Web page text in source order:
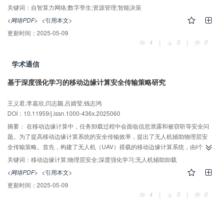
数字孪生的定义，提出了面向自智算力网络的数字孪生架构，阐述了设计原
则、部署方法和典型应用场景，分析了应用数字孪生技术面临的关键挑战。最
后提出了一些开放性问题，展望了面向自智算力网络的数字孪生未来研究方
向。
关键词： 自智算力网络;数字孪生;资源管理;智能决策
<网络PDF> <引用本文>
更新时间： 2025-05-09
4
| 0 | 0
学术通信
基于深度强化学习的移动边缘计算安全传输策略研究
王义君,李嘉欣,闫志颖,吕婧莹,钱志鸿
DOI：10.11959/j.issn.1000-436x.2025060
摘要： 在移动边缘计算中，任务卸载过程中会面临信息泄露和被窃听等安全问
题。为了提高移动边缘计算系统的安全传输效率，提出了无人机辅助物理层安
全传输策略。首先，构建了无人机（UAV）搭载的移动边缘计算系统，由I个用
户设备、M架合法无人机（L-UAV）和N架窃听无人机（E-UAV）构成；其次，
保证L-UAV在规定周期内完成卸载任务的同时，以通信系统安全传输效率最大化
为目标，采用引入注意力机制的多智能体深度确定性策略梯度（A-MADDPG）
算法进行问题求解与优化；最后，在保证卸载前提下实现用户的机密信息不被
窃听者窃听和安全计算效率最大化，保障系统整体安全性。仿真结果表明，所
关键词： 移动边缘计算;物理层安全;深度强化学习;无人机辅助卸载
<网络PDF> <引用本文>
更新时间： 2025-05-09
4
| 0 | 0